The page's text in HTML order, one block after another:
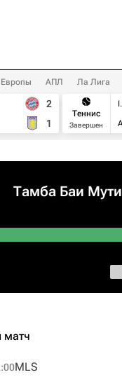
АПЛ Ла Лига
2
1
Теннис
Завершен
Тамба Баи
матч
MLS